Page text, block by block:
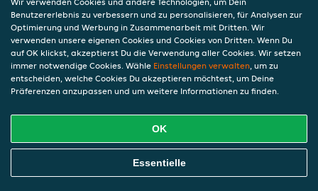
Eierreis mit Hühnerfleisch
und Gemüse
10,50 €
inkl. Pfand (0,00 €)
Spezialitäten des Hauses
Alle Gerichte werden mit einer Beilage Ihrer Wahl serviert.
Online Essen Bestellen
Benutzererlebnis zu verbessern und zu personalisieren, für Analysen zur
Optimierung und Werbung in Zusammenarbeit mit Dritten. Wir
verwenden unsere eigenen Cookies und Cookies von Dritten. Wenn Du
auf OK klickst, akzeptierst Du die Verwendung aller Cookies. Wir setzen
immer notwendige Cookies. Wähle Einstellungen verwalten, um zu
entscheiden, welche Cookies Du akzeptieren möchtest, um Deine
Präferenzen anzupassen und um weitere Informationen zu finden.
OK
Essentielle